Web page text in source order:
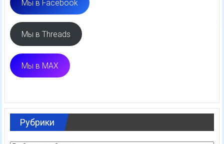
Мы в Facebook
Мы в Threads
Мы в MAX
Рубрики